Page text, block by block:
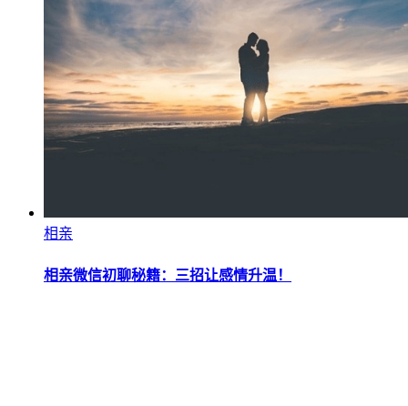
相亲
相亲微信初聊秘籍：三招让感情升温！